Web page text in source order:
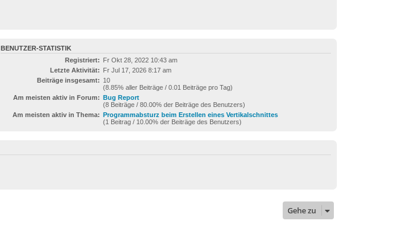
BENUTZER-STATISTIK
Registriert: Fr Okt 28, 2022 10:43 am
Letzte Aktivität: Fr Jul 17, 2026 8:17 am
Beiträge insgesamt: 10
(8.85% aller Beiträge / 0.01 Beiträge pro Tag)
Am meisten aktiv in Forum: Bug Report
(8 Beiträge / 80.00% der Beiträge des Benutzers)
Am meisten aktiv in Thema: Programmabsturz beim Erstellen eines Vertikalschnittes
(1 Beitrag / 10.00% der Beiträge des Benutzers)
Gehe zu